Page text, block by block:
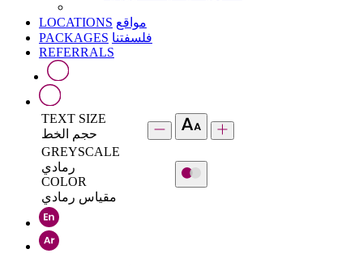
LOCATIONS مواقع
PACKAGES فلسفتنا
REFERRALS
TEXT SIZE
حجم الخط
GREYSCALE
رمادي
COLOR
مقياس رمادي